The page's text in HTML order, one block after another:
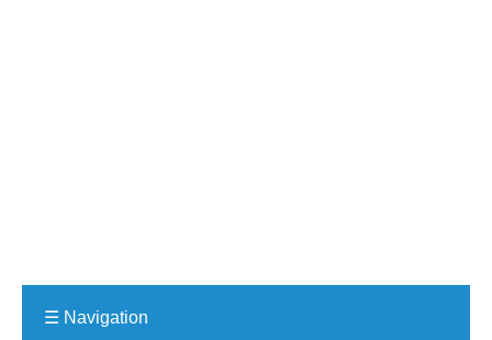
☰ Navigation